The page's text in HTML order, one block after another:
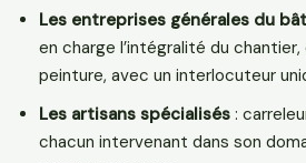
Les entreprises générales du
en charge l’intégralité du
peinture, avec un interlocuteur
Les artisans spécialisés :
chacun intervenant dans son